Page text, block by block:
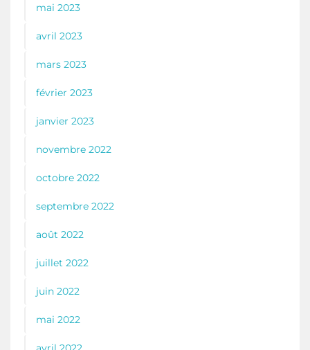
mai 2023
avril 2023
mars 2023
février 2023
janvier 2023
novembre 2022
octobre 2022
septembre 2022
août 2022
juillet 2022
juin 2022
mai 2022